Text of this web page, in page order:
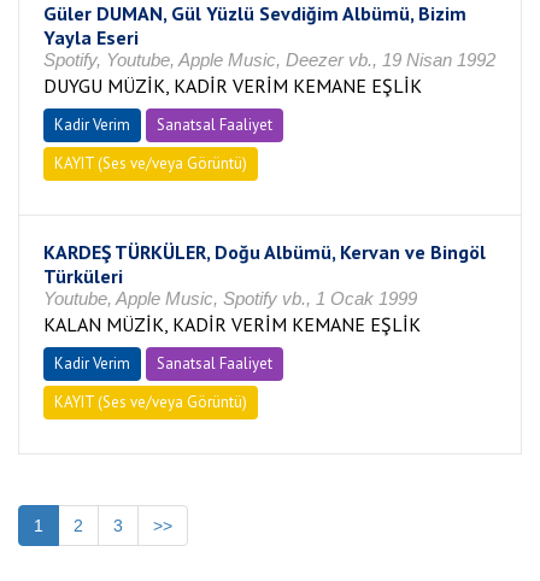
Güler DUMAN, Gül Yüzlü Sevdiğim Albümü, Bizim
Yayla Eseri
Spotify, Youtube, Apple Music, Deezer vb., 19 Nisan 1992
DUYGU MÜZİK, KADİR VERİM KEMANE EŞLİK
Kadir Verim
Sanatsal Faaliyet
KAYIT (Ses ve/veya Görüntü)
KARDEŞ TÜRKÜLER, Doğu Albümü, Kervan ve Bingöl
Türküleri
Youtube, Apple Music, Spotify vb., 1 Ocak 1999
KALAN MÜZİK, KADİR VERİM KEMANE EŞLİK
Kadir Verim
Sanatsal Faaliyet
KAYIT (Ses ve/veya Görüntü)
1 2 3 >>